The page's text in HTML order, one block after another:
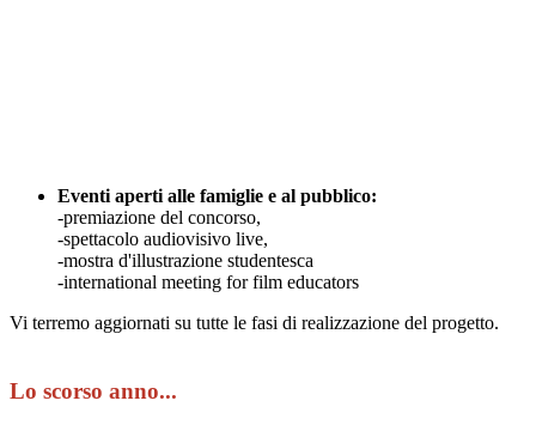
Eventi aperti alle famiglie e al pubblico:
-premiazione del concorso,
-spettacolo audiovisivo live,
-mostra d'illustrazione studentesca
-international meeting for film educators
Vi terremo aggiornati su tutte le fasi di realizzazione del progetto.
Lo scorso anno...